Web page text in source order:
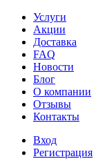
Услуги
Акции
Доставка
FAQ
Новости
Блог
О компании
Отзывы
Контакты
Вход
Регистрация